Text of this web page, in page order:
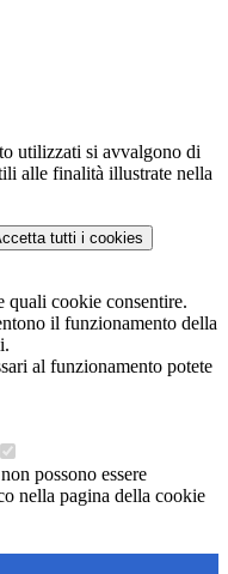
utilizzati si avvalgono di
alle finalità illustrate nella
tutti i cookies
quali cookie consentire.
il funzionamento della
al funzionamento potete
possono essere
nella pagina della cookie